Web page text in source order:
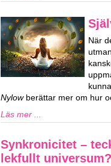
När
Nylowberättar mer om hur
Läs mer ...
Synkronicitet –
lekfullt universum?